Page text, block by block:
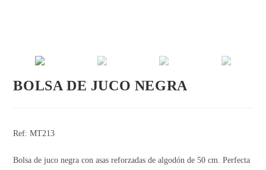
BOLSA DE JUCO NEGRA
Ref: MT213
Bolsa de juco negra con asas reforzadas de algodón de 50 cm. Perfecta